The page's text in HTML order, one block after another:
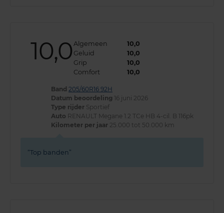
10,0 Algemeen
10,0
Geluid
10,0
Grip
10,0
Comfort
10,0
Band 205/60R16 92H
Datum beoordeling 16 juni 2026
Type rijder Sportief
Auto RENAULT Megane 1.2 TCe HB 4-cil. B 116pk
Kilometer per jaar 25.000 tot 50.000 km
Top banden